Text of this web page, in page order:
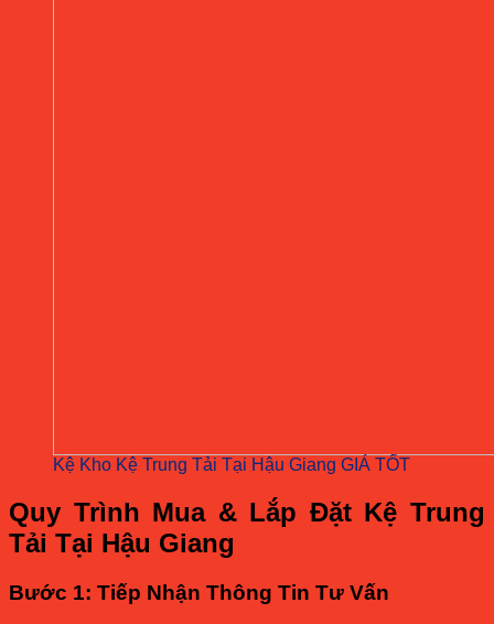
Kệ Kho Kệ Trung Tải Tại Hậu Giang GIÁ TỐT
Quy Trình Mua & Lắp Đặt Kệ Trung
Tải Tại Hậu Giang
Bước 1: Tiếp Nhận Thông Tin Tư Vấn